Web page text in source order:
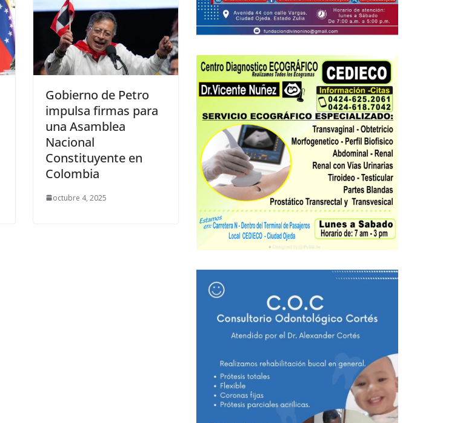
Gobierno de Petro
impulsa firmas para
una Asamblea
Nacional
Constituyente en
Colombia
octubre 4, 2025